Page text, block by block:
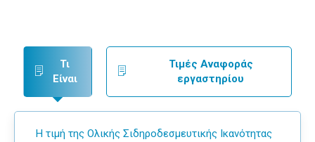
Τι
Είναι
Τιμές Αναφοράς
εργαστηρίου
Η τιμή της Ολικής Σιδηροδεσμευτικής Ικανότητας